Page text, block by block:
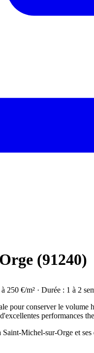
(91240)
250 €/m² · Durée : 1 à 2
pour conserver le
performances
Michel-sur-Orge et